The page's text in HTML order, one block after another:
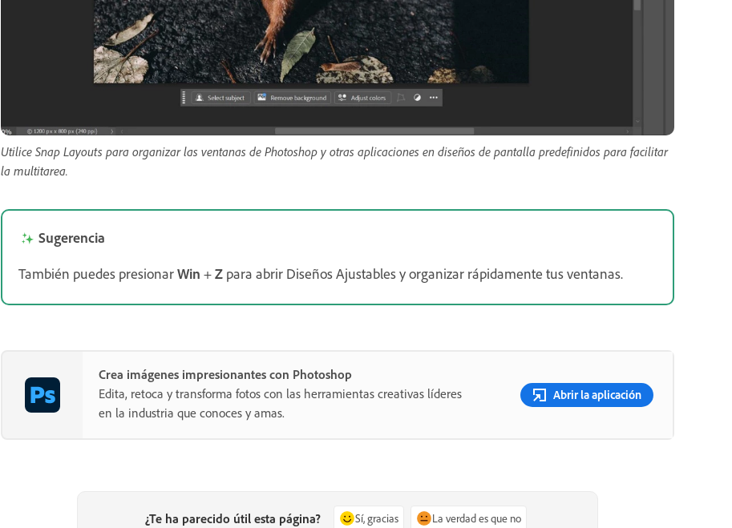
Utilice Snap Layouts para organizar las ventanas de Photoshop y otras aplicaciones en diseños de pantalla predefinidos para facilitar
la multitarea.
Sugerencia
También puedes presionarWin +Z para abrir Diseños Ajustables y organizar rápidamente tus ventanas.
Crea imágenes impresionantes con Photoshop
Edita, retoca y transforma fotos con las herramientas creativas líderes
en la industria que conoces y amas.
Abrir la aplicación
¿Te ha parecido útil esta página? Sí, gracias La verdad es que no